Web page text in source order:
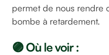
permet de nous rendre
bombe à retardement.
🟣 Où le voir :